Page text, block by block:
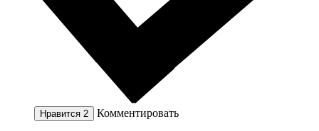
Нравится 2 Комментировать